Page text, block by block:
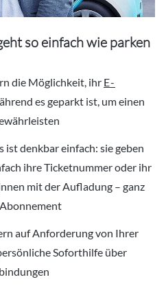
so einfach wie parken
die Möglichkeit, ihr E-
es geparkt ist, um einen
denkbar einfach: sie geben
ihre Ticketnummer oder ihr
mit der Aufladung – ganz
auf Anforderung von Ihrer
Soforthilfe über